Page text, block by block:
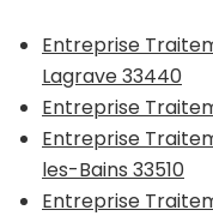
Entreprise
Lagrave 33440
Entreprise
Entreprise
les-Bains 33510
Entreprise